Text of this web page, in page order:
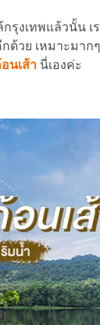
งเทพแล้วนั้น เ
ด้วย เหมาะมาก
นเส้า นี่เองค่ะ